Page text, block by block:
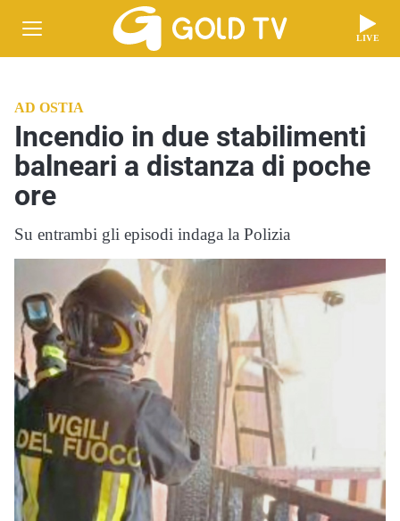
LIVE
AD OSTIA
Incendio in due stabilimenti
balneari a distanza di poche
ore
Su entrambi gli episodi indaga la Polizia